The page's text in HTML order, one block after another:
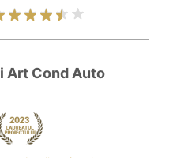
Art Cond Auto